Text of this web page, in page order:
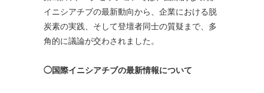
イニシアチブの最新動向から、企業における脱
炭素の実践、そして登壇者同士の質疑まで、多
角的に議論が交わされました。
◯国際イニシアチブの最新情報について